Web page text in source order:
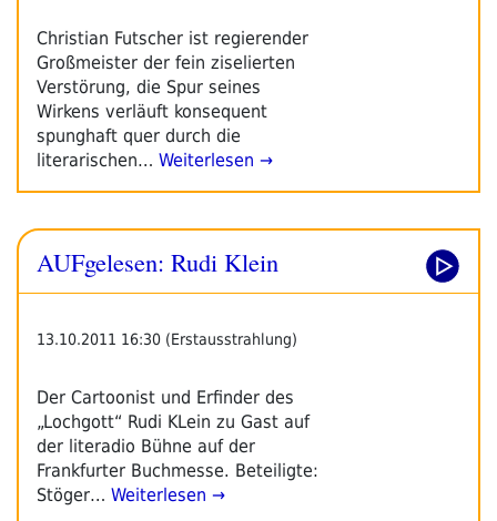
Christian Futscher ist regierender
Großmeister der fein ziselierten
Verstörung, die Spur seines
Wirkens verläuft konsequent
spunghaft quer durch die
literarischen… Weiterlesen →
AUFgelesen: Rudi Klein
13.10.2011 16:30 (Erstausstrahlung)
Der Cartoonist und Erfinder des
„Lochgott“ Rudi KLein zu Gast auf
der literadio Bühne auf der
Frankfurter Buchmesse. Beteiligte:
Stöger… Weiterlesen →